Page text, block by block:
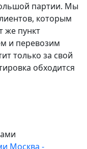
партии. Мы
которым
же пункт
и перевозим
только за свой
обходится
Москва -